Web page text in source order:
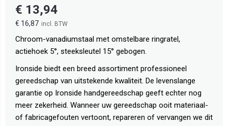
€ 16,87
€ 13,94
Chroom-vanadiumstaal met omstelbare ringratel,
actiehoek 5°, steeksleutel 15° gebogen.
Ironside biedt een breed assortiment professioneel
gereedschap van uitstekende kwaliteit. De levenslange
garantie op Ironside handgereedschap geeft echter nog
meer zekerheid. Wanneer uw gereedschap ooit materiaal-
of fabricagefouten vertoont, repareren of vervangen we dit